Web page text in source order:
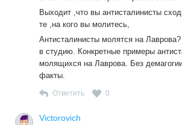
Выходит ,что вы антисталинисты
те ,на кого вы молитесь,
Антисталинисты молятся на
в студию. Конкретные примеры
молящихся на Лаврова. Без
факты.
Ответить 0
Victorovich